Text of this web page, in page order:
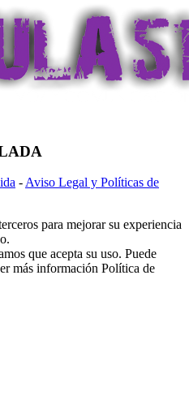
- Aviso Legal y Políticas de
para mejorar su experiencia
que acepta su uso. Puede
más información Política de